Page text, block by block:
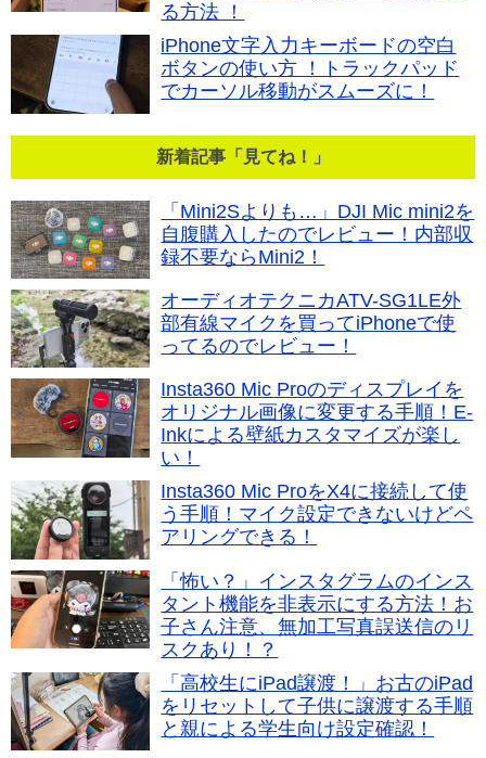
る方法 ！
iPhone文字入力キーボードの空白
ボタンの使い方 ！トラックパッド
でカーソル移動がスムーズに！
新着記事「見てね！」
「Mini2Sよりも…」DJI Mic mini2を
自腹購入したのでレビュー！内部収
録不要ならMini2！
オーディオテクニカATV-SG1LE外
部有線マイクを買ってiPhoneで使
ってるのでレビュー！
Insta360 Mic Proのディスプレイを
オリジナル画像に変更する手順！E-
Inkによる壁紙カスタマイズが楽し
い！
Insta360 Mic ProをX4に接続して使
う手順！マイク設定できないけどペ
アリングできる！
「怖い？」インスタグラムのインス
タント機能を非表示にする方法！お
子さん注意、無加工写真誤送信のリ
スクあり！？
「高校生にiPad譲渡！」お古のiPad
をリセットして子供に譲渡する手順
と親による学生向け設定確認！